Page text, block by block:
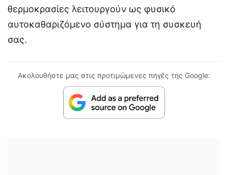
θερμοκρασίες λειτουργούν ως φυσικό
αυτοκαθαριζόμενο σύστημα για τη συσκευή
σας.
Ακολουθήστε μας στις προτιμώμενες πηγές της Google: